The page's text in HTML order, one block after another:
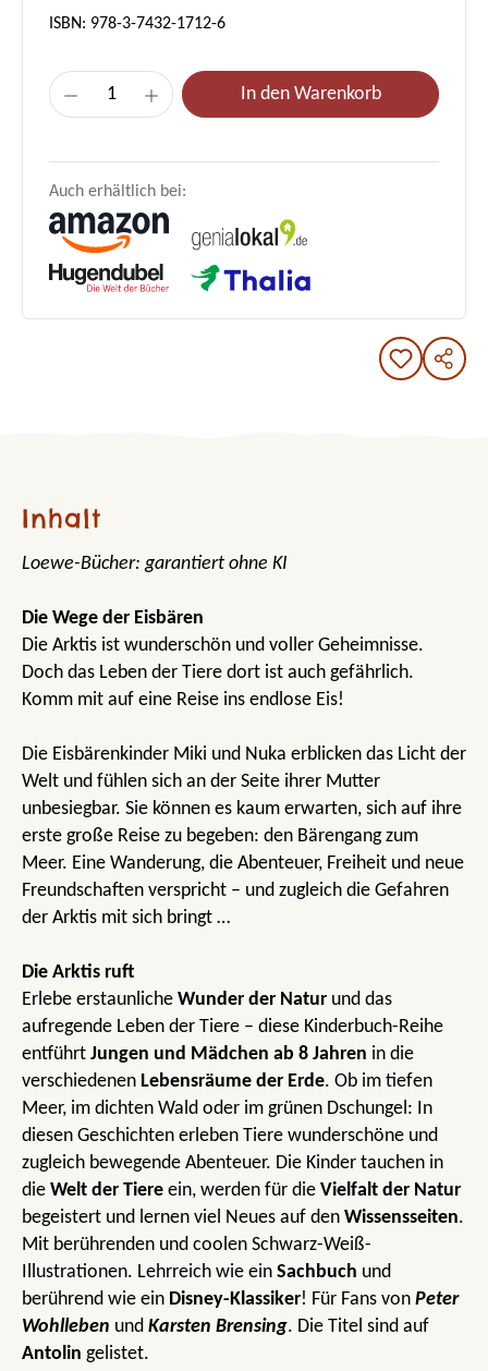
ISBN: 978-3-7432-1712-6
Produkt Anzahl: Gib den gewünschten
In den Warenkorb
Auch erhältlich bei:
Inhalt
Loewe-Bücher: garantiert ohne KI
Die Wege der Eisbären
Die Arktis ist wunderschön und voller Geheimnisse.
Doch das Leben der Tiere dort ist auch gefährlich.
Komm mit auf eine Reise ins endlose Eis!
Die Eisbärenkinder Miki und Nuka erblicken das Licht der
Welt und fühlen sich an der Seite ihrer Mutter
unbesiegbar. Sie können es kaum erwarten, sich auf ihre
erste große Reise zu begeben: den Bärengang zum
Meer. Eine Wanderung, die Abenteuer, Freiheit und neue
Freundschaften verspricht – und zugleich die Gefahren
der Arktis mit sich bringt …
Die Arktis ruft
Erlebe erstaunliche Wunder der Natur und das
aufregende Leben der Tiere – diese Kinderbuch-Reihe
entführt Jungen und Mädchen ab 8 Jahren in die
verschiedenen Lebensräume der Erde. Ob im tiefen
Meer, im dichten Wald oder im grünen Dschungel: In
diesen Geschichten erleben Tiere wunderschöne und
zugleich bewegende Abenteuer. Die Kinder tauchen in
die Welt der Tiere ein, werden für die Vielfalt der Natur
begeistert und lernen viel Neues auf den Wissensseiten.
Mit berührenden und coolen Schwarz-Weiß-
Illustrationen. Lehrreich wie ein Sachbuch und
berührend wie ein Disney-Klassiker! Für Fans von Peter
Wohlleben und Karsten Brensing. Die Titel sind auf
Antolin gelistet.